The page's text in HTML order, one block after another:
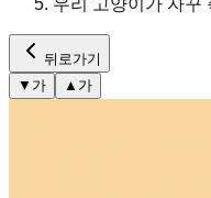
우리 고양이가 자꾸
뒤로가기
▼ 가 ▲ 가